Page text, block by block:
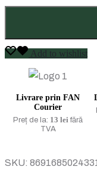
ML
Loțiune
de
corp
ulei
Add to wishlist
Livrare prin FAN
Courier
Preț de la: 13 lei fără
TVA
SKU: